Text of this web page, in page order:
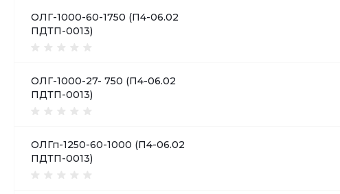
ОЛГ-1000-60-1750 (П4-06.02
ПДТП-0013)
ОЛГ-1000-27- 750 (П4-06.02
ПДТП-0013)
ОЛГп-1250-60-1000 (П4-06.02
ПДТП-0013)